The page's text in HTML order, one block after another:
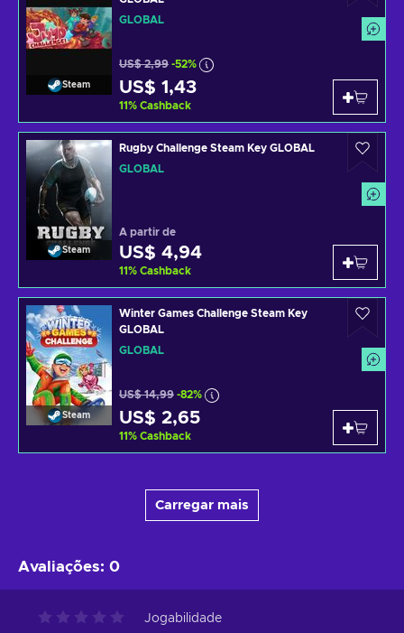
Steam
GLOBAL
US$ 2,99 -52%
US$ 1,43
11% Cashback
Steam
Rugby Challenge Steam Key GLOBAL
GLOBAL
A partir de
US$ 4,94
11% Cashback
Steam
Winter Games Challenge Steam Key
GLOBAL
GLOBAL
US$ 14,99 -82%
US$ 2,65
11% Cashback
Carregar mais
Avaliações: 0
Jogabilidade